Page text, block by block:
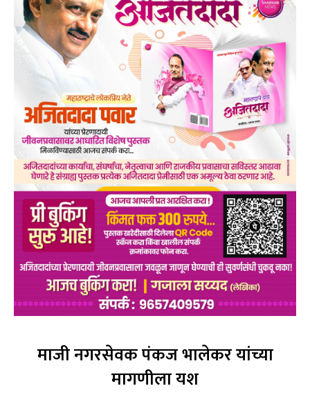
माजी नगरसेवक पंकज भालेकर यांच्या
मागणीला यश